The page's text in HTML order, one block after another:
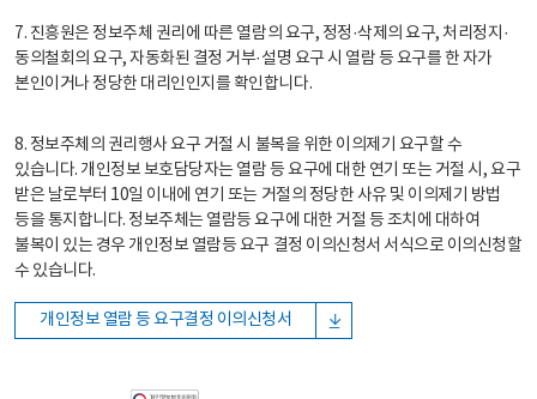
7. 진흥원은 정보주체 권리에 따른 열람의 요구, 정정·삭제의 요구, 처리정지·
동의철회의 요구, 자동화된 결정 거부·설명 요구 시 열람 등 요구를 한 자가
본인이거나 정당한 대리인인지를 확인합니다.
8. 정보주체의 권리행사 요구 거절 시 불복을 위한 이의제기 요구할 수
있습니다. 개인정보 보호담당자는 열람 등 요구에 대한 연기 또는 거절 시, 요구
받은 날로부터 10일 이내에 연기 또는 거절의 정당한 사유 및 이의제기 방법
등을 통지합니다. 정보주체는 열람등 요구에 대한 거절 등 조치에 대하여
불복이 있는 경우 개인정보 열람등 요구 결정 이의신청서 서식으로 이의신청할
수 있습니다.
개인정보 열람 등 요구결정 이의신청서